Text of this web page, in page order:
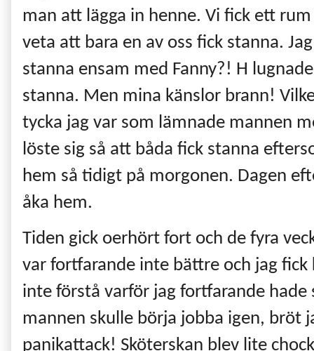
man att lägga in henne. Vi fick ett
veta att bara en av oss fick stanna.
stanna ensam med Fanny?! H
stanna. Men mina känslor brann!
tycka jag var som lämnade mannen
löste sig så att båda fick stanna
hem så tidigt på morgonen. Dagen
åka hem.
Tiden gick oerhört fort och de fyra
var fortfarande inte bättre och jag
inte förstå varför jag fortfarande hade
mannen skulle börja jobba igen, bröt
panikattack! Sköterskan blev lite